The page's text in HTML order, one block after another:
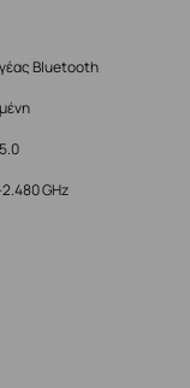
Bluetooth
GHz